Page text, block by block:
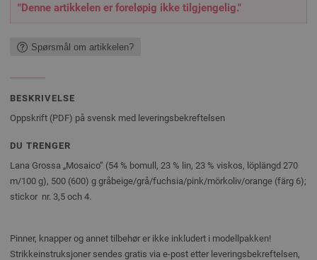
"Denne artikkelen er foreløpig ikke tilgjengelig."
Spørsmål om artikkelen?
BESKRIVELSE
Oppskrift (PDF) på svensk med leveringsbekreftelsen
DU TRENGER
Lana Grossa „Mosaico“ (54 % bomull, 23 % lin, 23 % viskos, löplängd 270
m/100 g), 500 (600) g gråbeige/grå/fuchsia/pink/mörkoliv/orange (färg 6);
stickor nr. 3,5 och 4.
Pinner, knapper og annet tilbehør er ikke inkludert i modellpakken!
Strikkeinstruksjoner sendes gratis via e-post etter leveringsbekreftelsen,